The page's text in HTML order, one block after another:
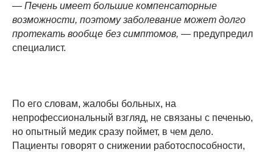
— Печень имеет большие компенсаторные
возможности, поэтому заболевание может долго
протекать вообще без симптомов, — предупредил
специалист.
По его словам, жалобы больных, на
непрофессиональный взгляд, не связаны с печенью,
но опытный медик сразу поймет, в чем дело.
Пациенты говорят о снижении работоспособности,